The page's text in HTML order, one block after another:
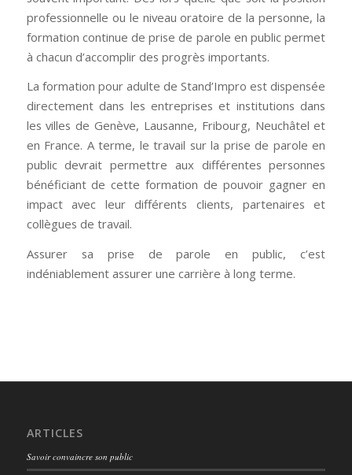
professionnelle ou le niveau oratoire de la personne, la
formation continue de prise de parole en public permet
à chacun d’accomplir des progrès importants.
La formation pour adulte de Stand’Impro est dispensée
directement dans les entreprises et institutions dans
les villes de Genève, Lausanne, Fribourg, Neuchâtel et
en France. A terme, le travail sur la prise de parole en
public devrait permettre aux différentes personnes
bénéficiant de cette formation de pouvoir gagner en
impact avec leur différents clients, partenaires et
collègues de travail.
Assurer sa prise de parole en public, c’est
indéniablement assurer une carrière à long terme.
ARTICLES
Savoir convaincre son public